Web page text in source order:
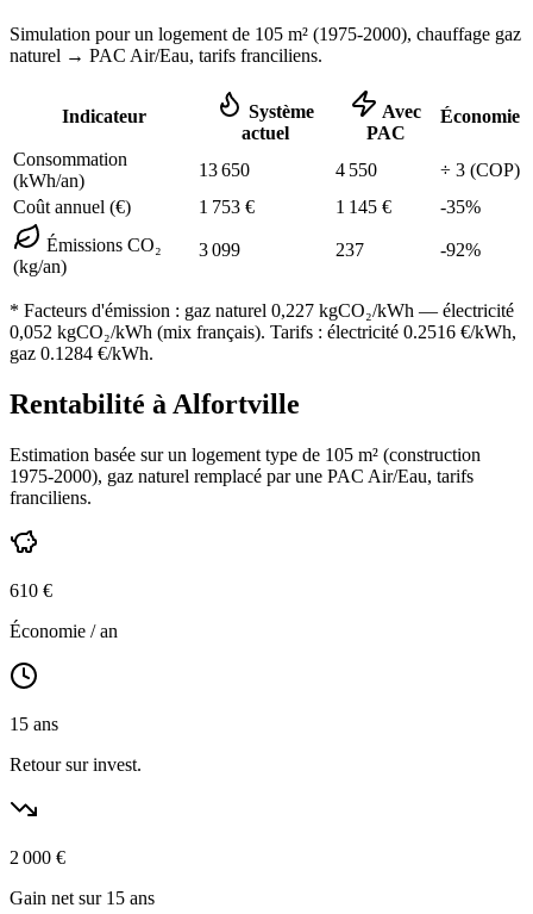
Simulation pour un logement de 105 m² (1975-2000), chauffage gaz
naturel → PAC Air/Eau, tarifs franciliens.
Indicateur
Système
actuel
Avec
PAC
Économie
Consommation
(kWh/an)
13 650 4 550 ÷ 3 (COP)
Coût annuel (€)
1 753 € 1 145 € -35%
Émissions CO₂
(kg/an)
3 099 237 -92%
* Facteurs d'émission : gaz naturel 0,227 kgCO₂/kWh — électricité
0,052 kgCO₂/kWh (mix français). Tarifs : électricité 0.2516 €/kWh,
gaz 0.1284 €/kWh.
Rentabilité àAlfortville
Estimation basée sur un logement type de 105 m² (construction
1975-2000), gaz naturel remplacé par une PAC Air/Eau, tarifs
franciliens.
610 €
Économie / an
15 ans
Retour sur invest.
2 000 €
Gain net sur 15 ans